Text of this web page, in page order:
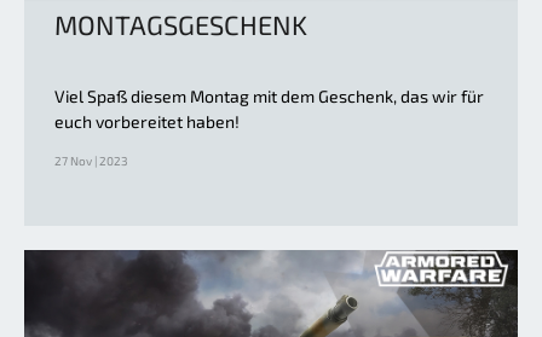
MONTAGSGESCHENK
Viel Spaß diesem Montag mit dem Geschenk, das wir für
euch vorbereitet haben!
27 Nov | 2023